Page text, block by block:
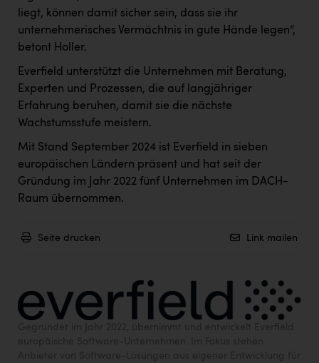
liegt, können damit sicher sein, dass sie ihr
unternehmerisches Vermächtnis in gute Hände legen“,
betont Holler.
Everfield unterstützt die Unternehmen mit Beratung,
Experten und Prozessen, die auf langjähriger
Erfahrung beruhen, damit sie die nächste
Wachstumsstufe meistern.
Mit Stand September 2024 ist Everfield in sieben
europäischen Ländern präsent und hat seit der
Gründung im Jahr 2022 fünf Unternehmen im DACH-
Raum übernommen.
Seite drucken Link mailen